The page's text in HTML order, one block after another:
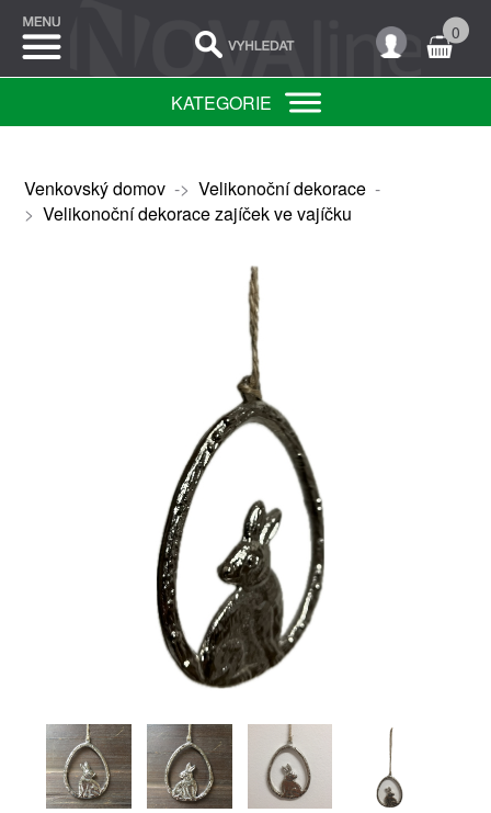
0
KATEGORIE
Venkovský domov-> Velikonoční dekorace-
> Velikonoční dekorace zajíček ve vajíčku